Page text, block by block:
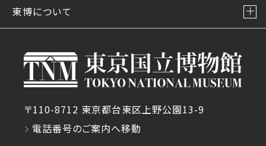
東博について
〒110-8712 東京都台東区上野公園13-9
電話番号のご案内へ移動